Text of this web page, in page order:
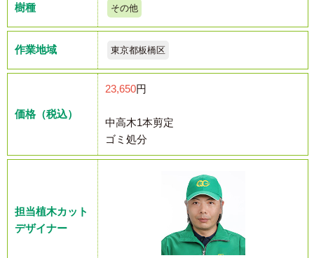
樹種 その他
作業地域 東京都板橋区
価格（税込）
23,650円
中高木1本剪定
ゴミ処分
担当植木カット
デザイナー